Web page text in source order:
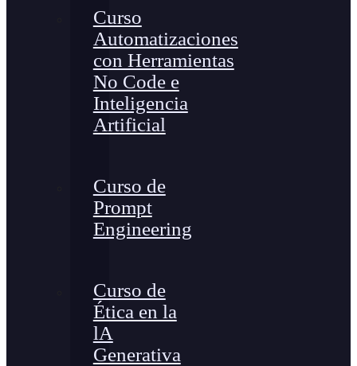
Curso
Automatizaciones
con Herramientas
No Code e
Inteligencia
Artificial
Curso de
Prompt
Engineering
Curso de
Ética en la
lA
Generativa